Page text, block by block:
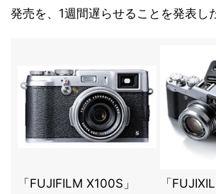
発売を、1週間遅らせることを発表し
「FUJIFILM X100S」 「